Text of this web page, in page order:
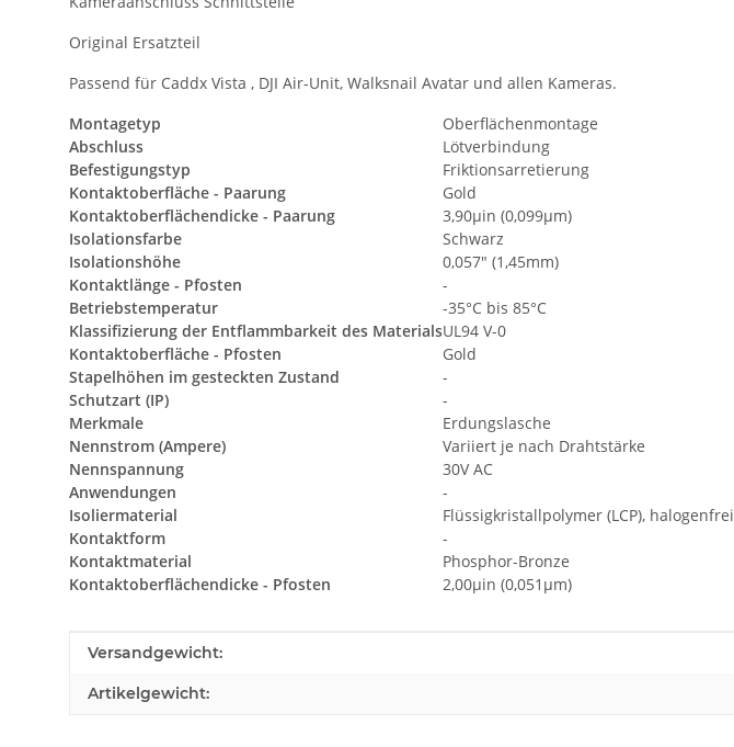
Original Ersatzteil
Passend für Caddx Vista , DJI Air-Unit, Walksnail Avatar und allen Kameras.
Montagetyp
Oberflächenmontage
Abschluss
Lötverbindung
Befestigungstyp
Friktionsarretierung
Kontaktoberfläche - Paarung
Gold
Kontaktoberflächendicke - Paarung
3,90µin (0,099µm)
Isolationsfarbe
Schwarz
Isolationshöhe
0,057" (1,45mm)
Kontaktlänge - Pfosten
-
Betriebstemperatur
-35°C bis 85°C
Klassifizierung der Entflammbarkeit des MaterialsUL94 V-0
Kontaktoberfläche - Pfosten
Gold
Stapelhöhen im gesteckten Zustand
-
Schutzart (IP)
-
Merkmale
Erdungslasche
Nennstrom (Ampere)
Variiert je nach Drahtstärke
Nennspannung
30V AC
Anwendungen
-
Isoliermaterial
Flüssigkristallpolymer (LCP), halogenfrei
Kontaktform
-
Kontaktmaterial
Phosphor-Bronze
Kontaktoberflächendicke - Pfosten
2,00µin (0,051µm)
Produkteigenschaft
Wert
Versandgewicht:
Artikelgewicht: